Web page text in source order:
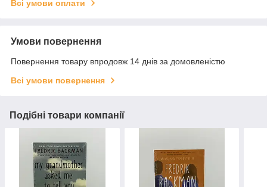
Всі умови оплати
Умови повернення
Повернення товару впродовж 14 днів за домовленістю
Всі умови повернення
Подібні товари компанії